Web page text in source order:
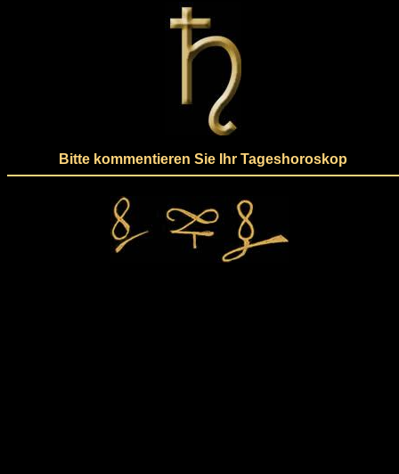
Bitte kommentieren Sie Ihr Tageshoroskop